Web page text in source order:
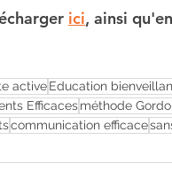
ici, ainsi
activeEducation
Efficacesméthode
communication efficace